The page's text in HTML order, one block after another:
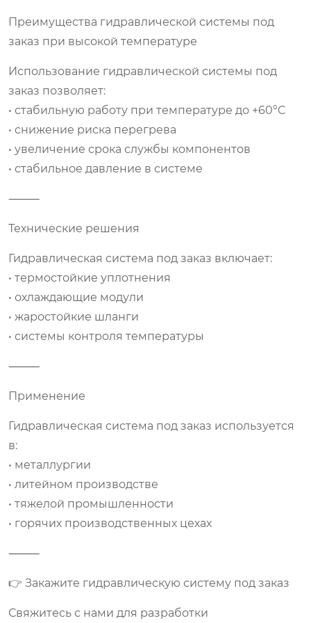
Преимущества гидравлической системы под
заказ при высокой температуре
Использование гидравлической системы под
заказ позволяет:
• стабильную работу при температуре до +60°C
• снижение риска перегрева
• увеличение срока службы компонентов
• стабильное давление в системе
⸻
Технические решения
Гидравлическая система под заказ включает:
• термостойкие уплотнения
• охлаждающие модули
• жаростойкие шланги
• системы контроля температуры
⸻
Применение
Гидравлическая система под заказ используется
в:
• металлургии
• литейном производстве
• тяжелой промышленности
• горячих производственных цехах
⸻
👉 Закажите гидравлическую систему под заказ
Свяжитесь с нами для разработки